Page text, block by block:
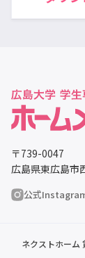
〒739-0047
広島県東広島市
公式
ネクストホーム